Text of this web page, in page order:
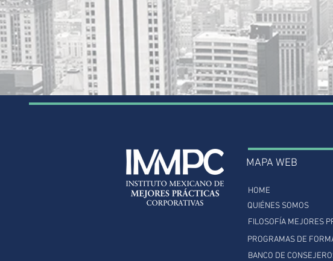
MAPA WEB
HOME
QUIÉNES SOMOS
FILOSOFÍA MEJORES
PROGRAMAS DE
BANCO DE